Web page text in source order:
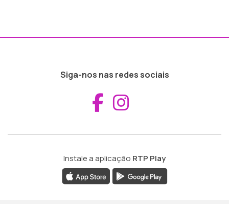
Siga-nos nas redes sociais
Aceder ao
Instale a aplicação RTP Play